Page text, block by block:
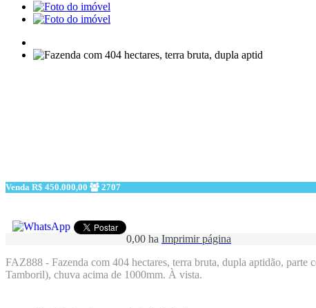
Venda R$ 450.000,00 2707
0,00 ha Imprimir página
FAZ888 - Fazenda com 404 hectares, terra bruta, dupla aptidão, parte
Tamboril), chuva acima de 1000mm. À vista.